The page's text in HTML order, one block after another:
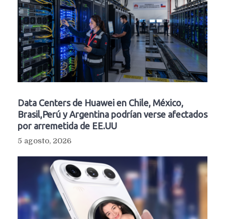
Data Centers de Huawei en Chile, México,
Brasil,Perú y Argentina podrían verse afectados
por arremetida de EE.UU
5 agosto, 2026